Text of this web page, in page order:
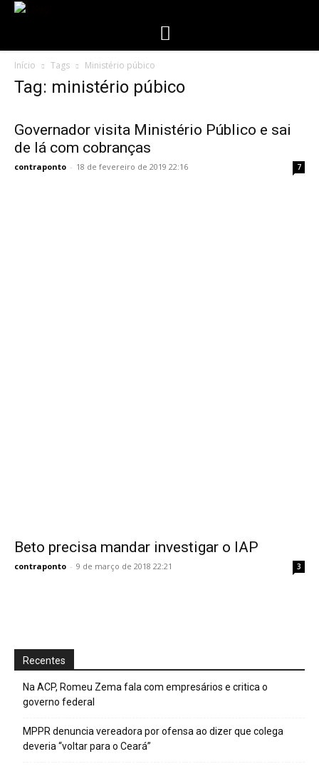
Início Tags Ministério púbico
Tag: ministério púbico
Governador visita Ministério Público e sai
de lá com cobranças
contraponto - 18 de fevereiro de 2019 22:16 7
Beto precisa mandar investigar o IAP
contraponto - 9 de março de 2018 22:21 3
Recentes
Na ACP, Romeu Zema fala com empresários e critica o
governo federal
MPPR denuncia vereadora por ofensa ao dizer que colega
deveria “voltar para o Ceará”